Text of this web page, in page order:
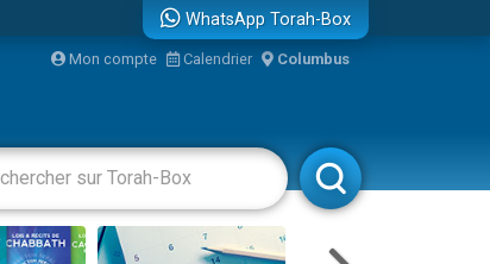
WhatsApp Torah-Box
Mon compte Calendrier Columbus
Divertissements Livres Rabbanim